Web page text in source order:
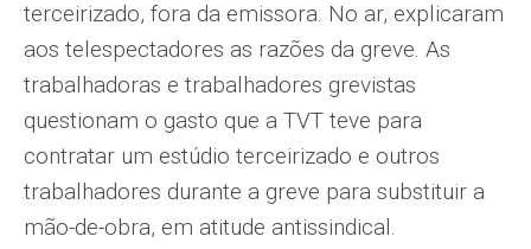
terceirizado, fora da emissora. No ar, explicaram
aos telespectadores as razões da greve. As
trabalhadoras e trabalhadores grevistas
questionam o gasto que a TVT teve para
contratar um estúdio terceirizado e outros
trabalhadores durante a greve para substituir a
mão-de-obra, em atitude antissindical.